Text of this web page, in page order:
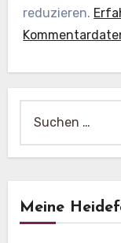
reduzieren.
nach:
Meine